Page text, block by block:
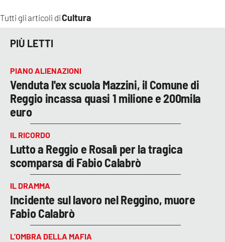
Tutti gli articoli diCultura
PIÙ LETTI
PIANO ALIENAZIONI
Venduta l'ex scuola Mazzini, il Comune di
Reggio incassa quasi 1 milione e 200mila
euro
IL RICORDO
Lutto a Reggio e Rosalì per la tragica
scomparsa di Fabio Calabrò
IL DRAMMA
Incidente sul lavoro nel Reggino, muore
Fabio Calabrò
L’OMBRA DELLA MAFIA